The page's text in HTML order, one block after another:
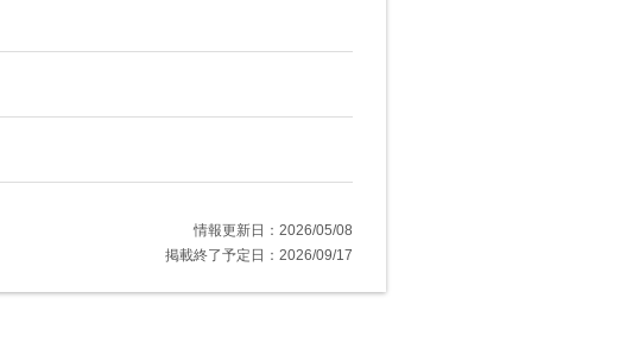
情報更新日：2026/05/08
掲載終了予定日：2026/09/17